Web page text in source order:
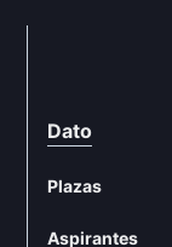
Dato
Plazas
Aspirantes